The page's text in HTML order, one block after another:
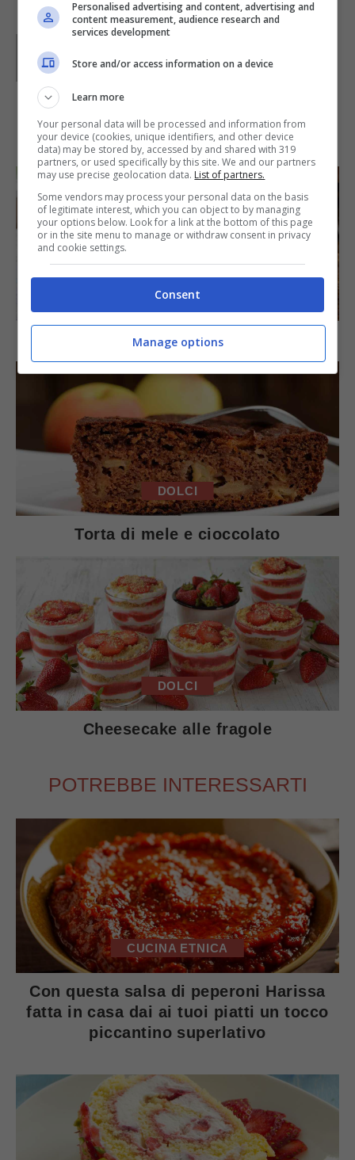
Paoletta
al 2011, spaziando tra tutte le tipologie di ricette, dai
IN PRIMO PIANO
SECONDI PIATTI
Arista di maiale al latte
DOLCI
Torta di mele e cioccolato
DOLCI
Cheesecake alle fragole
POTREBBE INTERESSARTI
CUCINA ETNICA
Con questa salsa di peperoni Harissa
fatta in casa dai ai tuoi piatti un tocco
piccantino superlativo
Personalised advertising and content, advertising and
content measurement, audience research and
services development
Store and/or access information on a device
Learn more
Your personal data will be processed and information from
your device (cookies, unique identifiers, and other device
data) may be stored by, accessed by and shared with 319
partners, or used specifically by this site. We and our partners
may use precise geolocation data. List of partners.
Some vendors may process your personal data on the basis
of legitimate interest, which you can object to by managing
your options below. Look for a link at the bottom of this page
or in the site menu to manage or withdraw consent in privacy
and cookie settings.
Consent
Manage options